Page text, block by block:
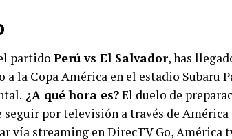
partido Perú vs El Salvador, has
la Copa América en el estadio Subaru
¿A qué hora es?El duelo de
seguir por televisión a través de
vía streaming en DirecTV Go,